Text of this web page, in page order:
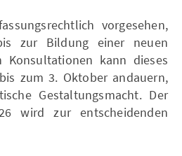
vorgesehen,
zur Bildung einer neuen
Konsultationen kann dieses
zum 3. Oktober andauern,
Gestaltungsmacht. Der
wird zur entscheidenden